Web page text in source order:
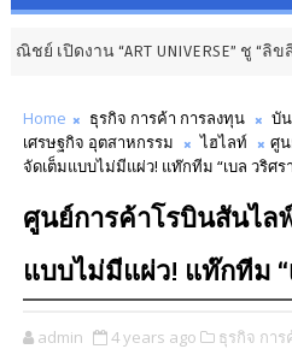
น “ART UNIVERSE” ชู “ลิขสิทธิ์” ขับเ
Home ธุรกิจ การค้า การลงทุน บั
เศรษฐกิจ อุตสาหกรรม
ไฮไลท์
ศู
จัดเต็มแบบไม่มีแผ่ว! แท๊กทีม “เบล วริศร
ศูนย์การค้าโรบินสันไล
แบบไม่มีแผ่ว! แท๊กทีม “
admin 4 years ago ธุรกิจ การ